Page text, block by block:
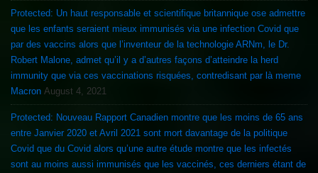
Protected: Un haut responsable et scientifique britannique ose admettre
que les enfants seraient mieux immunisés via une infection Covid que
par des vaccins alors que l’inventeur de la technologie ARNm, le Dr.
Robert Malone, admet qu’il y a d’autres façons d’atteindre la herd
immunity que via ces vaccinations risquées, contredisant par là meme
Macron August 4, 2021
Protected: Nouveau Rapport Canadien montre que les moins de 65 ans
entre Janvier 2020 et Avril 2021 sont mort davantage de la politique
Covid que du Covid alors qu’une autre étude montre que les infectés
sont au moins aussi immunisés que les vaccinés, ces derniers étant de